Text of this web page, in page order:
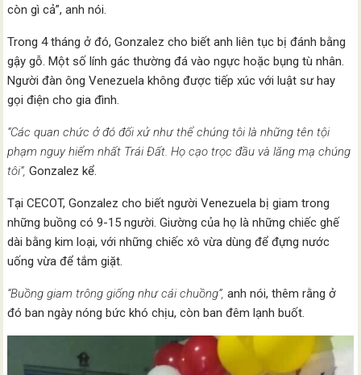
còn gì cả”, anh nói.
Trong 4 tháng ở đó, Gonzalez cho biết anh liên tục bị đánh bằng
gậy gỗ. Một số lính gác thường đá vào ngực hoặc bụng tù nhân.
Người đàn ông Venezuela không được tiếp xúc với luật sư hay
gọi điện cho gia đình.
“Các quan chức ở đó đối xử như thể chúng tôi là những tên tội
phạm nguy hiểm nhất Trái Đất. Họ cạo trọc đầu và lăng mạ chúng
tôi”, Gonzalez kể.
Tại CECOT, Gonzalez cho biết người Venezuela bị giam trong
những buồng có 9-15 người. Giường của họ là những chiếc ghế
dài bằng kim loại, với những chiếc xô vừa dùng để đựng nước
uống vừa để tắm giặt.
“Buồng giam trông giống như cái chuồng”, anh nói, thêm rằng ở
đó ban ngày nóng bức khó chịu, còn ban đêm lạnh buốt.